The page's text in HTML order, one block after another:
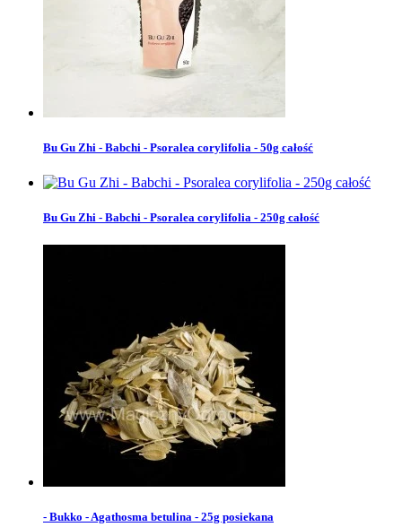
Bu Gu Zhi - Babchi - Psoralea corylifolia - 50g całość
Bu Gu Zhi - Babchi - Psoralea corylifolia - 250g całość
- Bukko - Agathosma betulina - 25g posiekana